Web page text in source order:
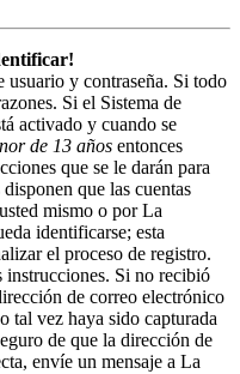
y contraseña. Si todo
Si el Sistema de
activado y cuando se
de 13 años entonces
que se le darán para
que las cuentas
mismo o por La
identificarse; esta
el proceso de registro.
instrucciones. Si no recibió
de correo electrónico
tal vez haya sido capturada
de que la dirección de
envíe un mensaje a La